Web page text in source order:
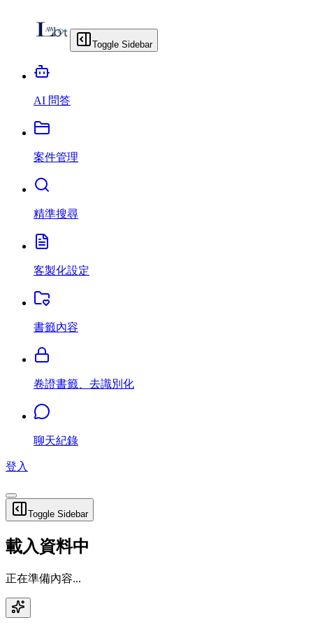
Toggle Sidebar
AI 問答
案件管理
精準搜尋
客製化設定
書籤內容
卷證書籤、去識別化
聊天紀錄
登入
Toggle Sidebar
載入資料中
正在準備內容...